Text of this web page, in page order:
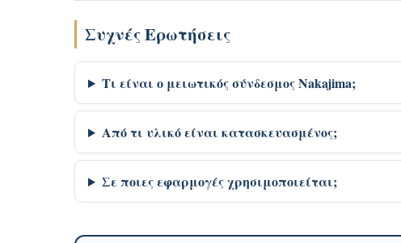
Συχνές Ερωτήσεις
Τι είναι ο μειωτικός σύνδεσμος Nakajima;
Από τι υλικό είναι κατασκευασμένος;
Σε ποιες εφαρμογές χρησιμοποιείται;